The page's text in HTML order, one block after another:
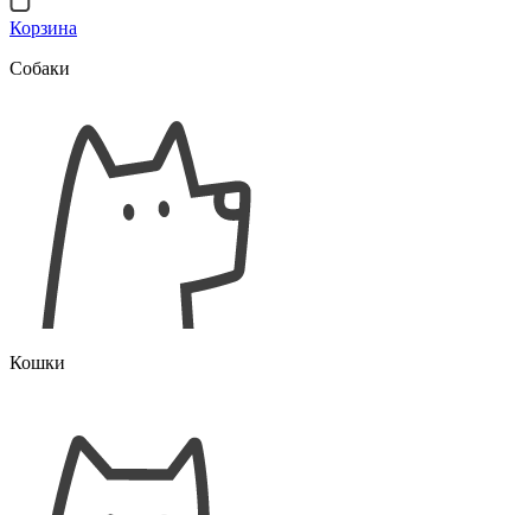
Корзина
Собаки
Кошки